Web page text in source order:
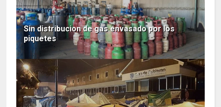
Sin distribucion de gas envasado por los
piquetes